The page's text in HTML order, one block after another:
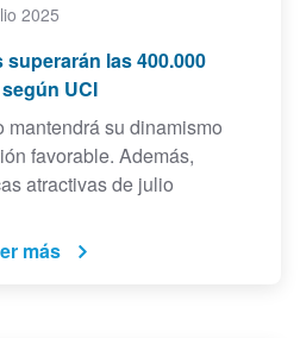
2025
las 400.000
UCI
su dinamismo
favorable. Además,
atractivas de julio
más